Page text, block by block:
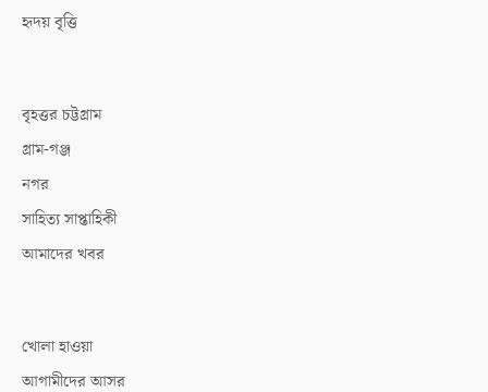
হৃদয় বৃত্তি
বৃহত্তর চট্টগ্রাম
গ্রাম-গঞ্জ
নগর
সাহিত্য সাপ্তাহিকী
আমাদের খবর
খোলা হাওয়া
আগামীদের আসর